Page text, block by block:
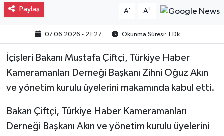
Paylaş A- A+
07.06.2026 - 21:27 Okunma Süresi: 1 Dk
İçişleri Bakanı Mustafa Çiftçi, Türkiye Haber
Kameramanları Derneği Başkanı Zihni Oğuz Akın
ve yönetim kurulu üyelerini makamında kabul etti.
Bakan Çiftçi, Türkiye Haber Kameramanları
Derneği Başkanı Akın ve yönetim kurulu üyelerini